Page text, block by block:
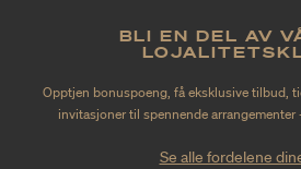
BLI EN DEL AV
Opptjen bonuspoeng, få eksklusive tilbud,
invitasjoner til spennende
Se alle fordelene